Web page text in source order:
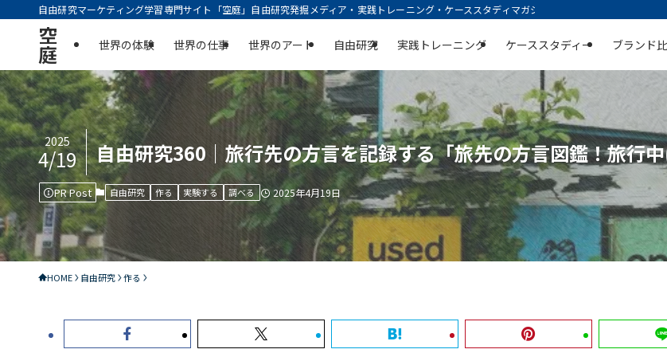
自由研究マーケティング学習専門サイト「空庭」自由研究発掘メディア・実践トレーニング・ケーススタディマガジン | 空庭
空
庭 世界の体験 世界の仕事 世界のアート 自由研究 実践トレーニング ケーススタディー ブランド
自由研究360｜旅行先の方言を記録する「旅先の方言図鑑！旅行中
2025
4/19
PR Post 自由研究 作る 実験する 調べる 2025年4月19日
HOME 自由研究 作る